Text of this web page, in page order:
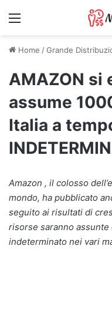
Menu
Home /Grande
AMAZON si
assume
Italia a
Amazon , il colosso
mondo, ha pubblicato
seguito ai risultati di
risorse saranno
indeterminato nei vari